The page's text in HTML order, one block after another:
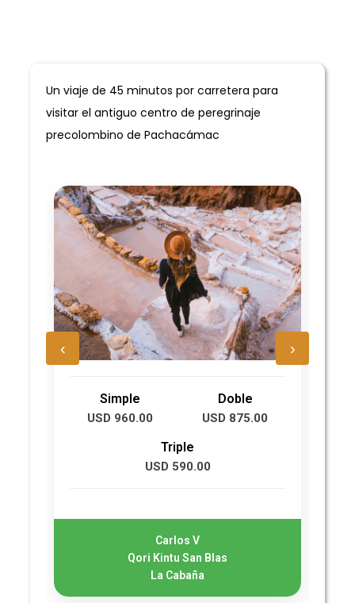
Un viaje de 45 minutos por carretera para
visitar el antiguo centro de peregrinaje
precolombino de Pachacámac
‹
Simple
USD 960.00
Doble
USD 875.00
Triple
USD 590.00
Carlos V
Qori Kintu San Blas
La Cabaña
›